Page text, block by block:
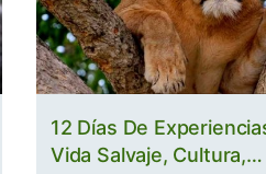
12 Días De
Vida Salvaje, Cultura,